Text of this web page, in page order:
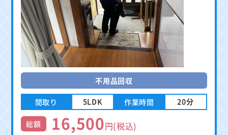
不用品回収
間取り 5LDK 作業時間 20分
総額 16,500円(税込)